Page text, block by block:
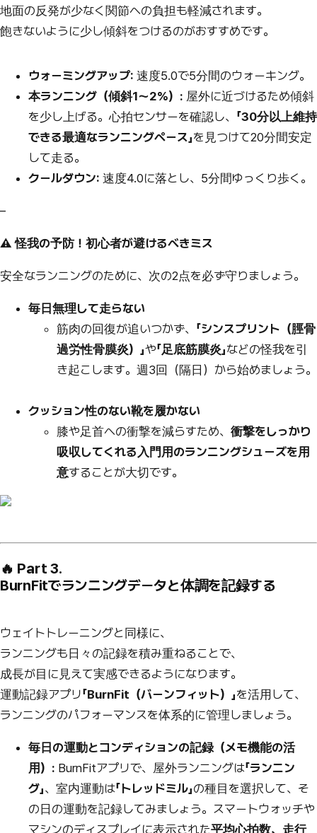
地面の反発が少なく関節への負担も軽減されます。
飽きないように少し傾斜をつけるのがおすすめです。
ウォーミングアップ: 速度5.0で5分間のウォーキング。
本ランニング（傾斜1～2%）: 屋外に近づけるため傾斜
を少し上げる。心拍センサーを確認し、 「30分以上維持
できる最適なランニングペース」を見つけて20分間安定
して走る。
クールダウン: 速度4.0に落とし、5分間ゆっくり歩く。
–
⚠️ 怪我の予防！初心者が避けるべきミス
安全なランニングのために、次の2点を必ず守りましょう。
毎日無理して走らない
筋肉の回復が追いつかず、 「シンスプリント（脛骨
過労性骨膜炎）」や「足底筋膜炎」などの怪我を引
き起こします。週3回（隔日）から始めましょう。
クッション性のない靴を履かない
膝や足首への衝撃を減らすため、 衝撃をしっかり
吸収してくれる入門用のランニングシューズを用
意することが大切です。
🔥 Part 3.
BurnFitでランニングデータと体調を記録する
ウェイトトレーニングと同様に、
ランニングも日々の記録を積み重ねることで、
成長が目に見えて実感できるようになります。
運動記録アプリ「BurnFit（バーンフィット）」を活用して、
ランニングのパフォーマンスを体系的に管理しましょう。
毎日の運動とコンディションの記録（メモ機能の活
用） : BurnFitアプリで、屋外ランニングは「ランニン
グ」、室内運動は「トレッドミル」の種目を選択して、そ
の日の運動を記録してみましょう。スマートウォッチや
マシンのディスプレイに表示された平均心拍数、走行